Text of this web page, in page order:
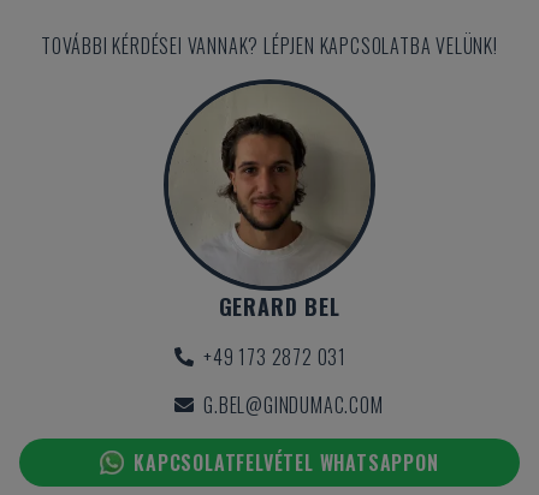
TOVÁBBI KÉRDÉSEI VANNAK? LÉPJEN KAPCSOLATBA VELÜNK!
GERARD BEL
+49 173 2872 031
G.BEL@GINDUMAC.COM
KAPCSOLATFELVÉTEL WHATSAPPON